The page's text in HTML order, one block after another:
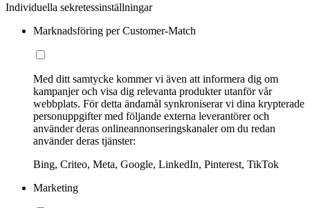
Individuella sekretessinställningar
Marknadsföring per Customer-Match
Med ditt samtycke kommer vi även att informera dig om
kampanjer och visa dig relevanta produkter utanför vår
webbplats. För detta ändamål synkroniserar vi dina krypterade
personuppgifter med följande externa leverantörer och
använder deras onlineannonseringskanaler om du redan
använder deras tjänster:
Bing, Criteo, Meta, Google, LinkedIn, Pinterest, TikTok
Marketing